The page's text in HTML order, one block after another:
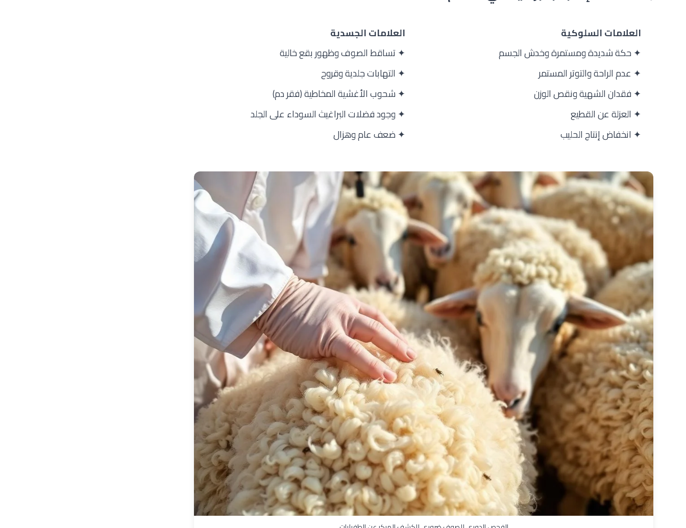
العلامات السلوكية
✦ حكة شديدة ومستمرة وخدش الجسم
✦ عدم الراحة والتوتر المستمر
✦ فقدان الشهية ونقص الوزن
✦ العزلة عن القطيع
✦ انخفاض إنتاج الحليب
العلامات الجسدية
✦ تساقط الصوف وظهور بقع خالية
✦ التهابات جلدية وقروح
✦ شحوب الأغشية المخاطية (فقر دم)
✦ وجود فضلات البراغيث السوداء على الجلد
✦ ضعف عام وهزال